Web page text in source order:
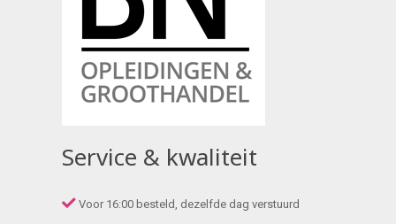
Service & kwaliteit
Voor 16:00 besteld, dezelfde dag verstuurd